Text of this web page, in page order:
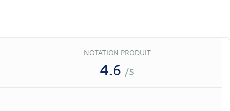
NOTATION PRODUIT
4.6 /5